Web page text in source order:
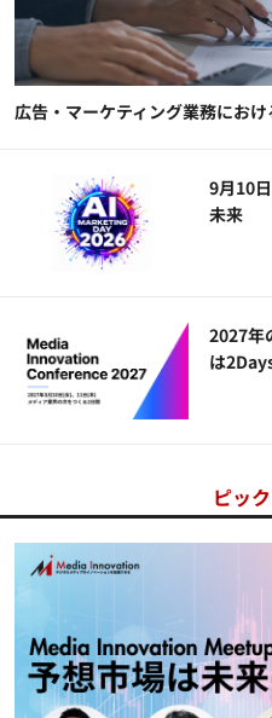
広告・マーケティング業務にお
9月10
未来
2027
は
ピッ